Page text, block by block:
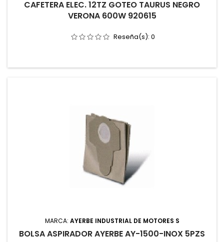
CAFETERA ELEC. 12TZ GOTEO TAURUS NEGRO
VERONA 600W 920615
Reseña(s): 0
MARCA: AYERBE INDUSTRIAL DE MOTORES S
BOLSA ASPIRADOR AYERBE AY-1500-INOX 5PZS